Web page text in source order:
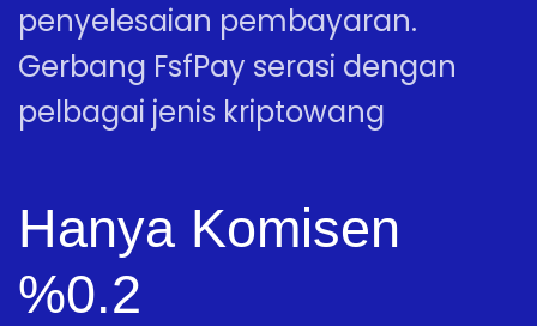
penyelesaian pembayaran.
Gerbang FsfPay serasi dengan
pelbagai jenis kriptowang
Hanya Komisen
%0.2